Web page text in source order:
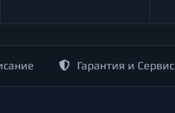
Гарантия и Сервис